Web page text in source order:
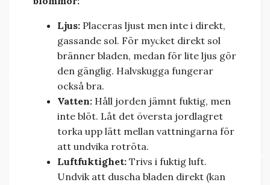
Ljus: Placeras ljust men inte i direkt,
gassande sol. För mycket direkt sol
bränner bladen, medan för lite ljus gör
den gänglig. Halvskugga fungerar
också bra.
Vatten: Håll jorden jämnt fuktig, men
inte blöt. Låt det översta jordlagret
torka upp lätt mellan vattningarna för
att undvika rotröta.
Luftfuktighet: Trivs i fuktig luft.
Undvik att duscha bladen direkt (kan